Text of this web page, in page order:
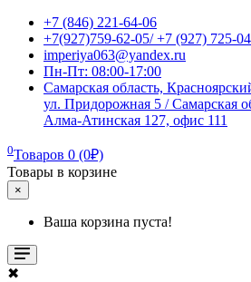
+7 (846) 221-64-06
+7(927)759-62-05/ +7 (927) 725-
imperiya063@yandex.ru
Пн-Пт: 08:00-17:00
Самарская область,
ул. Придорожная 5 / Самарская
Алма-Атинская 127, офис 111
0Товаров 0 (0₽)
Товары в корзине
×
Ваша корзина пуста!
✖